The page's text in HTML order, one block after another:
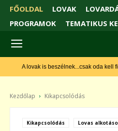
FŐOLDAL LOVAK
PROGRAMOK
TEMATIKUS
A lovak is beszélnek...csak oda kell
Kezdőlap Kikapcsolódás
Kikapcsolódás Lovas